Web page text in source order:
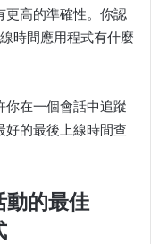
更高的準確性。你認
時間應用程式有什麼
你在一個會話中追蹤
好的最後上線時間查
的最佳